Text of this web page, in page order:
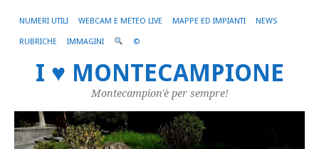
NUMERI UTILI WEBCAM E METEO LIVE MAPPE ED IMPIANTI NEWS
RUBRICHE IMMAGINI ©
I ♥ MONTECAMPIONE
Montecampion'è per sempre!